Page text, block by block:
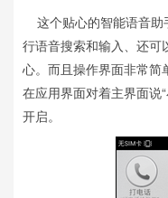
这个贴心的智能语音助
行语音搜索和输入、还可
心。而且操作界面非常简
在应用界面对着主界面说
开启。